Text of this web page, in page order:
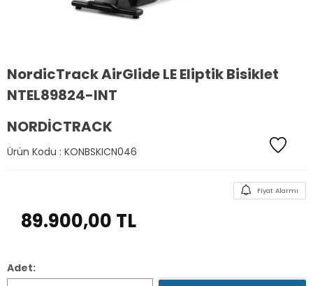
NordicTrack AirGlide LE Eliptik Bisiklet
NTEL89824-INT
NORDICTRACK
Ürün Kodu : KONBSKICN046
Fiyat Alarmı
89.900,00 TL
Adet: